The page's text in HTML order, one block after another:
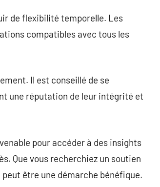
de flexibilité temporelle. Les
compatibles avec tous les
Il est conseillé de se
une réputation de leur intégrité et
pour accéder à des insights
Que vous recherchiez un soutien
être une démarche bénéfique.